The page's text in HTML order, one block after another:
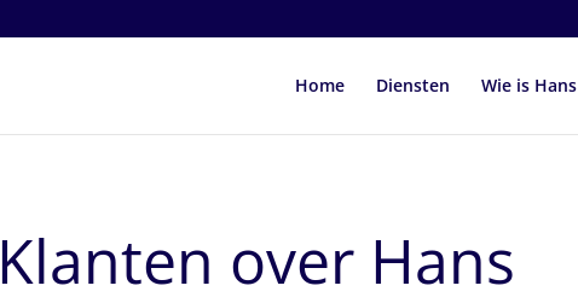
Home Diensten Wie is Hans
Klanten over Hans